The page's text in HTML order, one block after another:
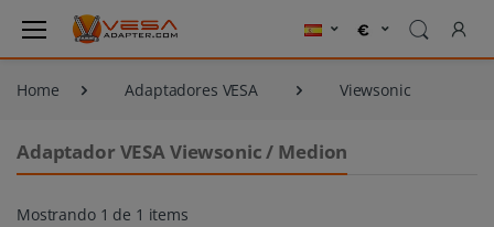
Home Adaptadores VESA Viewsonic
Adaptador VESA Viewsonic / Medion
Mostrando 1 de 1 items